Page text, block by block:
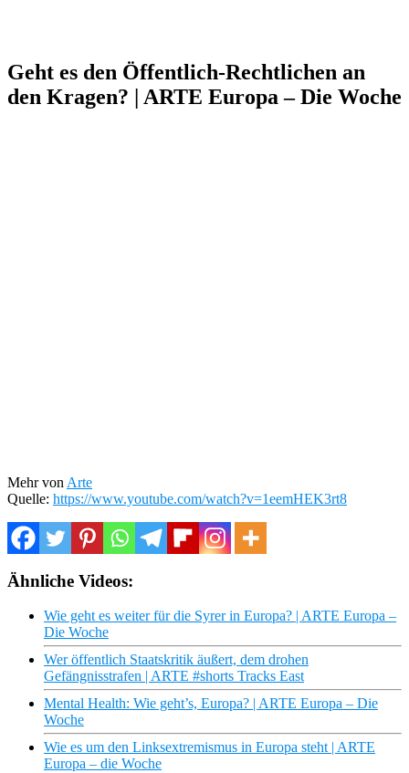
Geht es den Öffentlich-Rechtlichen an
den Kragen? | ARTE Europa – Die Woche
Mehr von Arte
Quelle: https://www.youtube.com/watch?v=1eemHEK3rt8
Ähnliche Videos:
Wie geht es weiter für die Syrer in Europa? | ARTE Europa –
Die Woche
Wer öffentlich Staatskritik äußert, dem drohen
Gefängnisstrafen | ARTE #shorts Tracks East
Mental Health: Wie geht’s, Europa? | ARTE Europa – Die
Woche
Wie es um den Linksextremismus in Europa steht | ARTE
Europa – die Woche